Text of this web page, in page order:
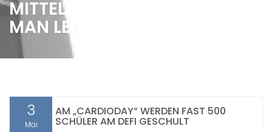
MITTELSCHÜLER LERNEN, WIE
MAN LEBEN RETTET!
3
Mai
AM „CARDIODAY“ WERDEN FAST 500
SCHÜLER AM DEFI GESCHULT